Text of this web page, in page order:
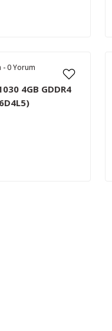
- 0 Yorum
4GB GDDR4